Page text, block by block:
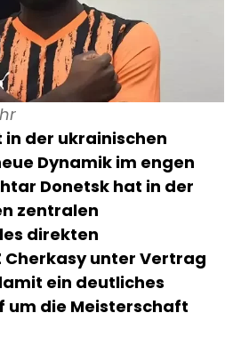
in der ukrainischen
Dynamik im engen
Donetsk hat in der
zentralen
direkten
Cherkasy unter Vertrag
ein deutliches
um die Meisterschaft